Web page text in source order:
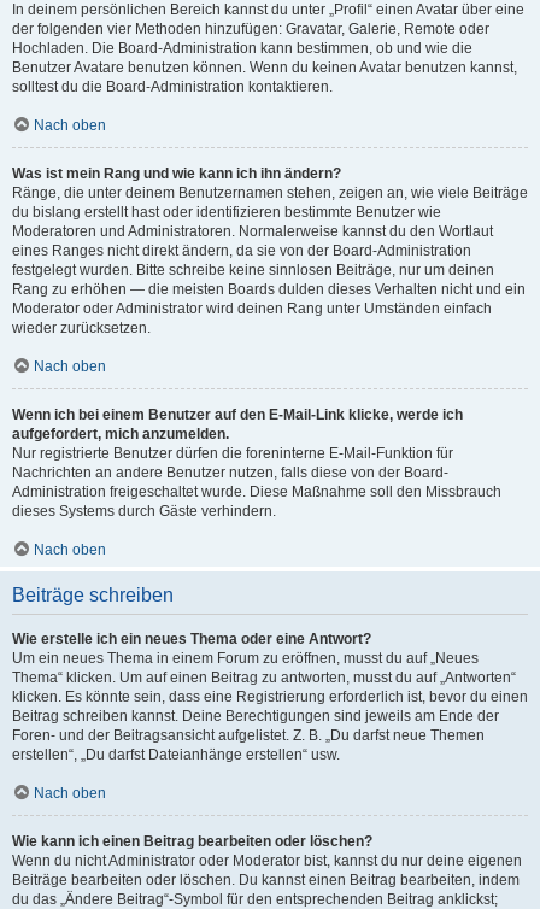
In deinem persönlichen Bereich kannst du unter „Profil“ einen Avatar über eine
der folgenden vier Methoden hinzufügen: Gravatar, Galerie, Remote oder
Hochladen. Die Board-Administration kann bestimmen, ob und wie die
Benutzer Avatare benutzen können. Wenn du keinen Avatar benutzen kannst,
solltest du die Board-Administration kontaktieren.
Nach oben
Was ist mein Rang und wie kann ich ihn ändern?
Ränge, die unter deinem Benutzernamen stehen, zeigen an, wie viele Beiträge
du bislang erstellt hast oder identifizieren bestimmte Benutzer wie
Moderatoren und Administratoren. Normalerweise kannst du den Wortlaut
eines Ranges nicht direkt ändern, da sie von der Board-Administration
festgelegt wurden. Bitte schreibe keine sinnlosen Beiträge, nur um deinen
Rang zu erhöhen — die meisten Boards dulden dieses Verhalten nicht und ein
Moderator oder Administrator wird deinen Rang unter Umständen einfach
wieder zurücksetzen.
Nach oben
Wenn ich bei einem Benutzer auf den E-Mail-Link klicke, werde ich
aufgefordert, mich anzumelden.
Nur registrierte Benutzer dürfen die foreninterne E-Mail-Funktion für
Nachrichten an andere Benutzer nutzen, falls diese von der Board-
Administration freigeschaltet wurde. Diese Maßnahme soll den Missbrauch
dieses Systems durch Gäste verhindern.
Nach oben
Beiträge schreiben
Wie erstelle ich ein neues Thema oder eine Antwort?
Um ein neues Thema in einem Forum zu eröffnen, musst du auf „Neues
Thema“ klicken. Um auf einen Beitrag zu antworten, musst du auf „Antworten“
klicken. Es könnte sein, dass eine Registrierung erforderlich ist, bevor du einen
Beitrag schreiben kannst. Deine Berechtigungen sind jeweils am Ende der
Foren- und der Beitragsansicht aufgelistet. Z. B. „Du darfst neue Themen
erstellen“, „Du darfst Dateianhänge erstellen“ usw.
Nach oben
Wie kann ich einen Beitrag bearbeiten oder löschen?
Wenn du nicht Administrator oder Moderator bist, kannst du nur deine eigenen
Beiträge bearbeiten oder löschen. Du kannst einen Beitrag bearbeiten, indem
du das „Ändere Beitrag“-Symbol für den entsprechenden Beitrag anklickst;